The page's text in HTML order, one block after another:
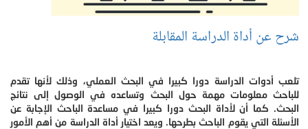
شرح عن أداة الدراسة المقابلة
تلعب أدوات الدراسة دورا كبيرا في البحث العملي، وذلك لأنها تقدم
للباحث معلومات مهمة حول البحث وتساعده في الوصول إلى نتائج
البحث. كما أن لأداة البحث دورا كبيرا في مساعدة الباحث الإجابة عن
الأسئلة التي يقوم الباحث بطرحها. ويعد اختيار أداة الدراسة من أهم الأمور